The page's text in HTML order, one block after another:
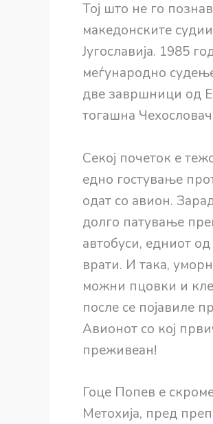
Тој што не го
македонските
Југославија. 1985
меѓународно
две завршници од
тогашна
Секој почеток е
едно гостување
одат со авион.
долго патување
автобуси, едниот
врати. И така,
можни пцовки и
после се појавиле
Авионот со кој
преживеан!
Гоце Попев е
Метохија, пред